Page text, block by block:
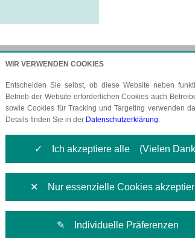
AKTUELLES
WIR VERWENDEN COOKIES
Entscheiden Sie selbst, ob diese Website neben
Betrieb der Website erforderlichen Cookies auch
sowie Cookies für Tracking und Targeting verwenden
Details finden Sie in der Datenschutzerklärung.
✓ Ich akzeptiere alle (Vielen
✕ Nur essenzielle Cookies
✎ Individuelle Präferenzen